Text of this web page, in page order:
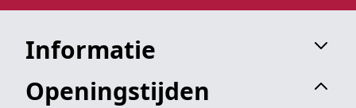
Informatie
Openingstijden